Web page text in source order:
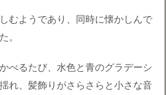
むようであり、同時に懐かしんで
。
べるたび、水色と青のグラデーシ
れ、髪飾りがさらさらと小さな音